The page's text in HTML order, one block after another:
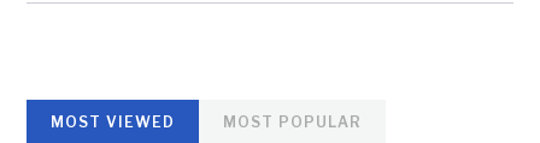
MOST VIEWED MOST POPULAR